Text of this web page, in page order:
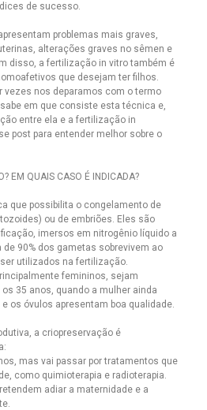
de sucesso.
problemas mais graves,
alterações graves no sêmen e
disso, a fertilização in vitro também é
que desejam ter filhos.
vezes nos deparamos com o termo
em que consiste esta técnica e,
entre ela e a fertilização in
post para entender melhor sobre o
EM QUAIS CASO É INDICADA?
que possibilita o congelamento de
ou de embriões. Eles são
imersos em nitrogênio líquido a
de 90% dos gametas sobrevivem ao
utilizados na fertilização.
femininos, sejam
35 anos, quando a mulher ainda
os óvulos apresentam boa qualidade.
a criopreservação é
mas vai passar por tratamentos que
como quimioterapia e radioterapia.
adiar a maternidade e a